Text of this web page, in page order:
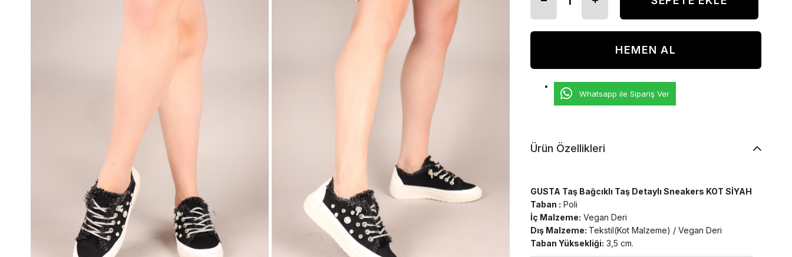
Whatsapp ile Sipariş Ver
Ürün Özellikleri
GUSTA Taş Bağcıklı Taş Detaylı Sneakers KOT SİYAH
Taban : Poli
İç Malzeme: Vegan Deri
Dış Malzeme: Tekstil(Kot Malzeme) / Vegan Deri
Taban Yüksekliği: 3,5 cm.